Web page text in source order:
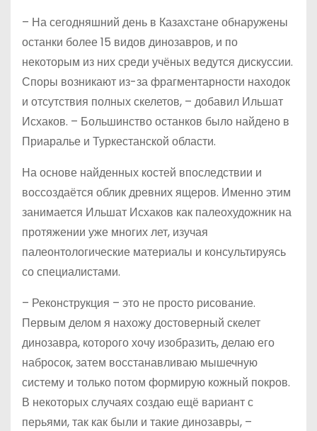
– На сегодняшний день в Казахстане обнаружены
останки более 15 видов динозавров, и по
некоторым из них среди учёных ведутся дискуссии.
Споры возникают из-за фрагментарности находок
и отсутствия полных скелетов, – добавил Ильшат
Исхаков. – Большинство останков было найдено в
Приаралье и Туркестанской области.
На основе найденных костей впоследствии и
воссоздаётся облик древних ящеров. Именно этим
занимается Ильшат Исхаков как палеохудожник на
протяжении уже многих лет, изучая
палеонтологические материалы и консультируясь
со специалистами.
– Реконструкция – это не просто рисование.
Первым делом я нахожу достоверный скелет
динозавра, которого хочу изобразить, делаю его
набросок, затем восстанавливаю мышечную
систему и только потом формирую кожный покров.
В некоторых случаях создаю ещё вариант с
перьями, так как были и такие динозавры, –